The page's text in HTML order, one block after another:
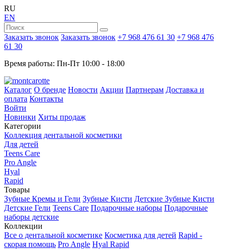
RU
EN
Заказать звонок Заказать звонок +7 968 476 61 30 +7 968 476
61 30
Время работы: Пн-Пт 10:00 - 18:00
Каталог О бренде Новости Акции Партнерам Доставка и
оплата Контакты
Войти
Новинки Хиты продаж
Категории
Коллекция дентальной косметики
Для детей
Teens Care
Pro Angle
Hyal
Rapid
Товары
Зубные Кремы и Гели Зубные Кисти Детские Зубные Кисти
Детские Гели Teens Care Подарочные наборы Подарочные
наборы детские
Коллекции
Все о дентальной косметике Косметика для детей Rapid -
скорая помощь Pro Angle Hyal Rapid